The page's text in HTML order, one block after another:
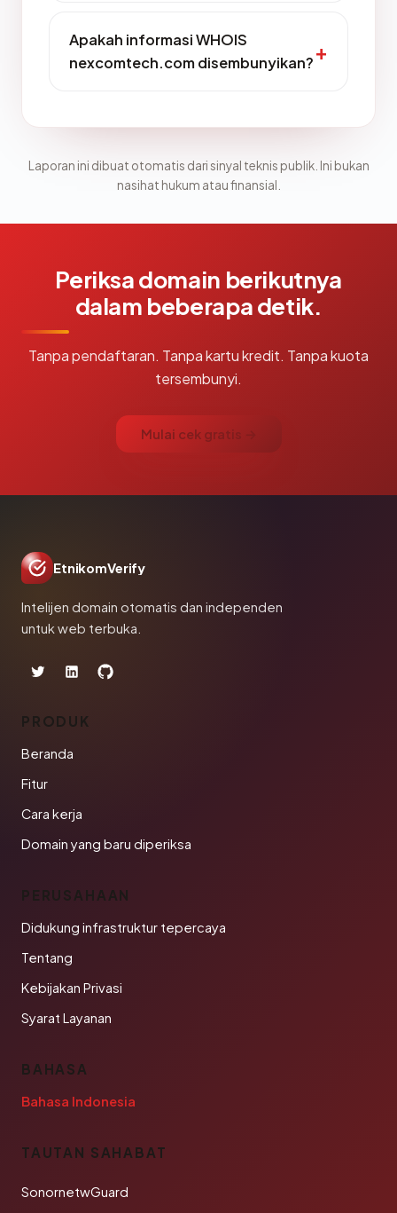
Apakah informasi WHOIS
nexcomtech.com disembunyikan?
Laporan ini dibuat otomatis dari sinyal teknis publik. Ini bukan
nasihat hukum atau finansial.
Periksa domain berikutnya
dalam beberapa detik.
Tanpa pendaftaran. Tanpa kartu kredit. Tanpa kuota
tersembunyi.
Mulai cek gratis →
EtnikomVerify
Intelijen domain otomatis dan independen
untuk web terbuka.
PRODUK
Beranda
Fitur
Cara kerja
Domain yang baru diperiksa
PERUSAHAAN
Didukung infrastruktur tepercaya
Tentang
Kebijakan Privasi
Syarat Layanan
BAHASA
Bahasa Indonesia
TAUTAN SAHABAT
SonornetwGuard